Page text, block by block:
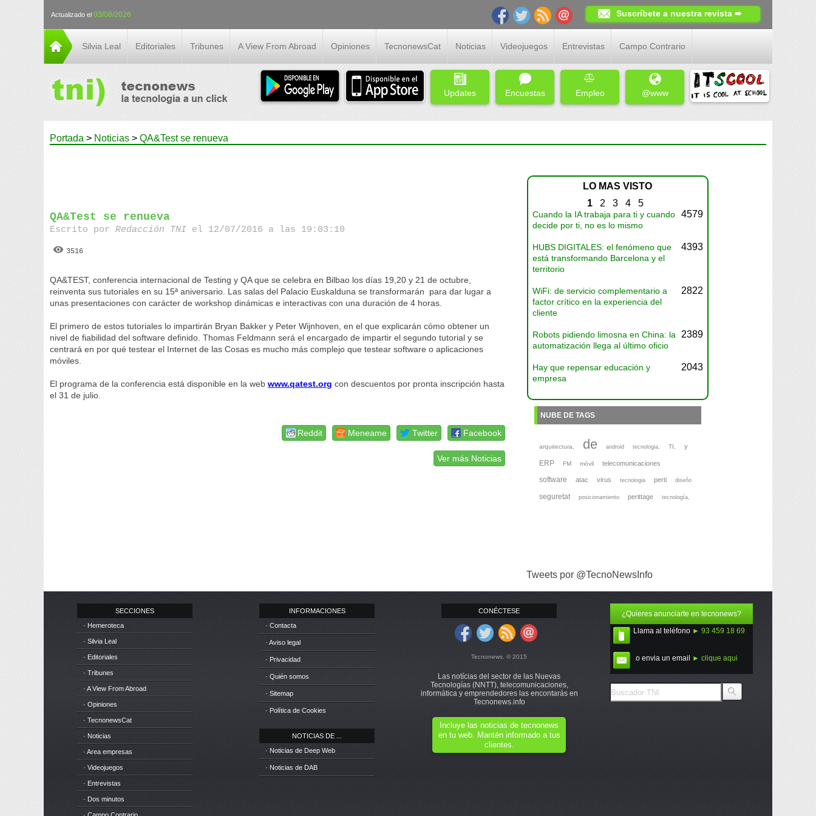
Actualizado el 03/08/2026 Suscríbete a nuestra revista ➨
Silvia Leal Editoriales Tribunes A View From Abroad Opiniones TecnonewsCat Noticias Videojuegos Entrevistas Campo Contrario
Updates Encuestas Empleo @www
Portada > Noticias > QA&Test se renueva
QA&Test se renueva
Escrito porRedacción TNI el 12/07/2016 a las 19:03:10
3516
QA&TEST, conferencia internacional de Testing y QA que se celebra en Bilbao los días 19,20 y 21 de octubre,
reinventa sus tutoriales en su 15ª aniversario. Las salas del Palacio Euskalduna se transformarán para dar lugar a
unas presentaciones con carácter de workshop dinámicas e interactivas con una duración de 4 horas.
El primero de estos tutoriales lo impartirán Bryan Bakker y Peter Wijnhoven, en el que explicarán cómo obtener un
nivel de fiabilidad del software definido. Thomas Feldmann será el encargado de impartir el segundo tutorial y se
centrará en por qué testear el Internet de las Cosas es mucho más complejo que testear software o aplicaciones
móviles.
El programa de la conferencia está disponible en la webwww.qatest.org con descuentos por pronta inscripción hasta
el 31 de julio.
Facebook
Twitter
Meneame
Reddit
Ver más Noticias
LO MAS VISTO
1 2 3 4 5
Cuando la IA trabaja para ti y cuando
decide por ti, no es lo mismo
4579
HUBS DIGITALES: el fenómeno que
está transformando Barcelona y el
territorio
4393
WiFi: de servicio complementario a
factor crítico en la experiencia del
cliente
2822
Robots pidiendo limosna en China: la
automatización llega al último oficio
2389
Hay que repensar educación y
empresa
2043
NUBE DE TAGS
arquitectura, de android tecnologia, TI, y
ERP FM móvil telecomunicaciones
software atac virus tecnologia perti diseño
seguretat posicionamiento perittage tecnología,
Tweets por @TecnoNewsInfo
SECCIONES
· Hemeroteca
· Silvia Leal
· Editoriales
· Tribunes
· A View From Abroad
· Opiniones
· TecnonewsCat
· Noticias
· Area empresas
· Videojuegos
· Entrevistas
· Dos minutos
INFORMACIONES
· Contacta
· Aviso legal
· Privacidad
· Quién somos
· Sitemap
· Política de Cookies
NOTICIAS DE ...
· Noticias de Deep Web
· Noticias de DAB
CONÉCTESE
Tecnonews. © 2015
Las notícias del sector de las Nuevas
Tecnologías (NNTT), telecomunicaciones,
informática y emprendedores las encontarás en
Tecnonews.info
Incluye las noticias de tecnonews
en tu web. Mantén informado a tus
clientes.
¿Quieres anunciarte en tecnonews?
Llama al teléfono ► 93 459 18 69
o envia un email ► clique aqui